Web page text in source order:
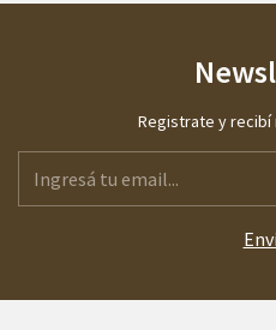
Registrate y